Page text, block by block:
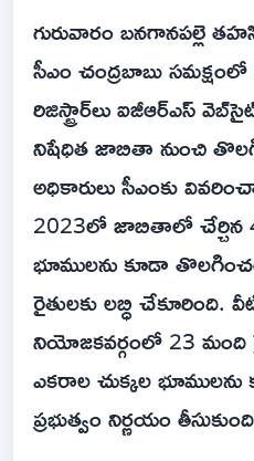
గురువారం బనగానపల్లె
సీఎం చంద్రబాబు సమక్షంలో
రిజిస్ట్రార్‌లు ఐజీఆర్ఎస్
నిషేధిత జాబితా నుంచి
అధికారులు సీఎంకు
2023లో జాబితాలో చేర్చిన
భూములను కూడా
రైతులకు లబ్ధి చేకూరింది.
నియోజకవర్గంలో 23 మంది
ఎకరాల చుక్కల భూములను
ప్రభుత్వం నిర్ణయం